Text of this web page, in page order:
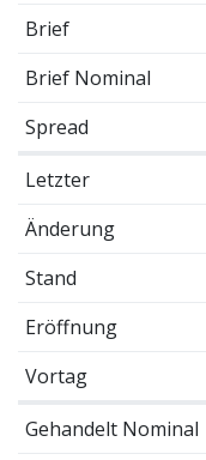
Brief
Brief Nominal
Spread
Letzter
Änderung
Stand
Eröffnung
Vortag
Gehandelt Nominal